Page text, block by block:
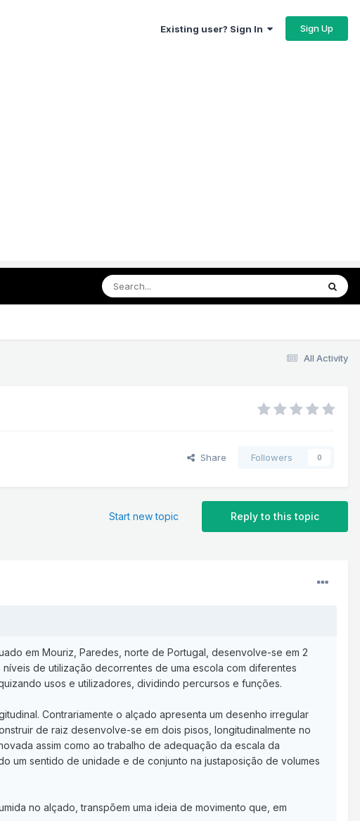
Existing user? Sign In Sign Up
All Activity
Share Followers 0
Reply to this topic
Start new topic
em Mouriz, Paredes, norte de Portugal, desenvolve-se em 2
de utilização decorrentes de uma escola com diferentes
usos e utilizadores, dividindo percursos e funções.
Contrariamente o alçado apresenta um desenho irregular
de raiz desenvolve-se em dois pisos, longitudinalmente no
assim como ao trabalho de adequação da escala da
um sentido de unidade e de conjunto na justaposição de volumes
no alçado, transpõem uma ideia de movimento que, em